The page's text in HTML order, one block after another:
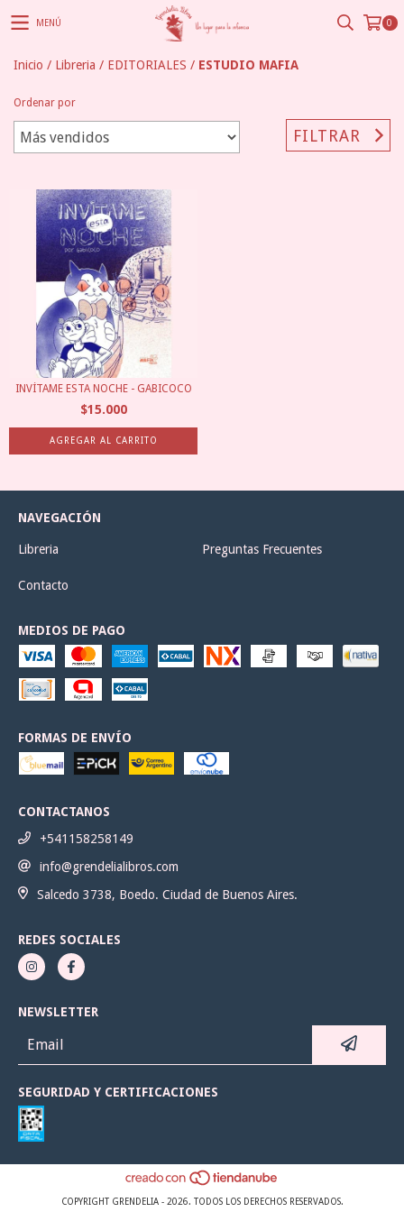
MENÚ 0
Inicio / Libreria / EDITORIALES / ESTUDIO MAFIA
Ordenar por
FILTRAR
INVÍTAME ESTA NOCHE - GABICOCO
$15.000
NAVEGACIÓN
Libreria Preguntas Frecuentes
Contacto
MEDIOS DE PAGO
FORMAS DE ENVÍO
CONTACTANOS
+541158258149
info@grendelialibros.com
Salcedo 3738, Boedo. Ciudad de Buenos Aires.
REDES SOCIALES
NEWSLETTER
SEGURIDAD Y CERTIFICACIONES
COPYRIGHT GRENDELIA - 2026. TODOS LOS DERECHOS RESERVADOS.